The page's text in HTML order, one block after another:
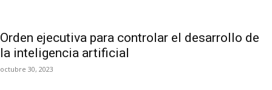
Orden ejecutiva para controlar el desarrollo de
la inteligencia artificial
octubre 30, 2023